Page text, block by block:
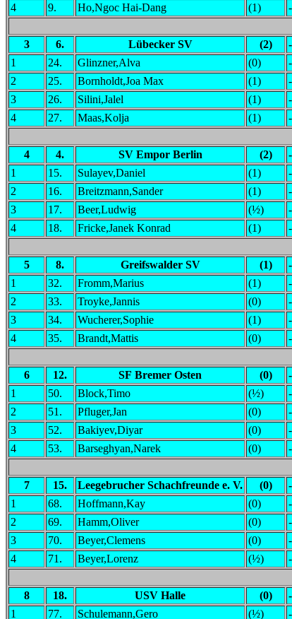
4
9. Ho,Ngoc Hai-Dang (1) -
3 6. Lübecker SV (2) -
1
24. Glinzner,Alva (0) -
2
25. Bornholdt,Joa Max (1) -
3
26. Silini,Jalel (1) -
4
27. Maas,Kolja (1) -
4 4. SV Empor Berlin (2) -
1
15. Sulayev,Daniel (1) -
2
16. Breitzmann,Sander (1) -
3
17. Beer,Ludwig (½) -
4
18. Fricke,Janek Konrad (1) -
5 8. Greifswalder SV (1) -
1
32. Fromm,Marius (1) -
2
33. Troyke,Jannis (0) -
3
34. Wucherer,Sophie (1) -
4
35. Brandt,Mattis (0) -
6 12. SF Bremer Osten (0) -
1
50. Block,Timo (½) -
2
51. Pfluger,Jan (0) -
3
52. Bakiyev,Diyar (0) -
4
53. Barseghyan,Narek (0) -
7 15. Leegebrucher Schachfreunde e. V. (0) -
1
68. Hoffmann,Kay (0) -
2
69. Hamm,Oliver (0) -
3
70. Beyer,Clemens (0) -
4
71. Beyer,Lorenz (½) -
8 18. USV Halle (0) -
1
77. Schulemann,Gero (½) -